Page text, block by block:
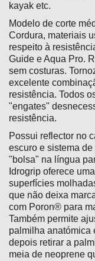
kayak etc.
Modelo de corte
Cordura, materiais
respeito à
Guide e Aqua Pro.
sem costuras.
excelente
resistência. Todos
"engates"
resistência.
Possui reflector no
escuro e sistema
"bolsa" na língua
Idrogrip oferece
superfícies
que não deixa
com Poron® para
Também permite
palmilha anatómica
depois retirar a
meia de neoprene